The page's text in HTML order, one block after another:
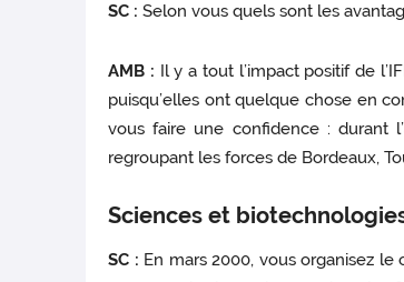
SC : Selon vous quels sont les
AMB : Il y a tout l’impact positif de
puisqu’elles ont quelque chose en
vous faire une confidence : durant
regroupant les forces de Bordeaux,
Sciences et
SC : En mars 2000, vous organisez